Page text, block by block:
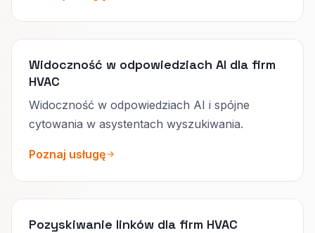
Widoczność w odpowiedziach AI dla firm
HVAC
Widoczność w odpowiedziach AI i spójne
cytowania w asystentach wyszukiwania.
Poznaj usługę
Pozyskiwanie linków dla firm HVAC